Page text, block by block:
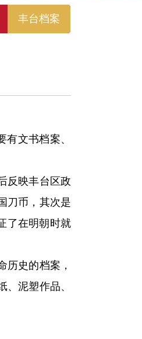
丰台档案
文书档案、
反映丰台区政
刀币，其次是
了在明朝时就
历史的档案 ，
、泥塑作品、